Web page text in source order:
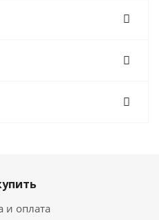
и оплата